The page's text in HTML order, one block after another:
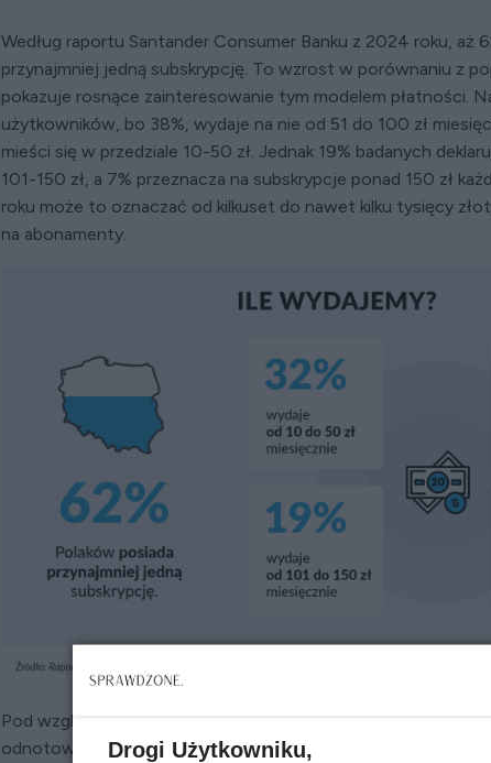
Według raportu Santander Consumer Banku z 2024 roku, aż
przynajmniej jedną subskrypcję. To wzrost w porównaniu z
pokazuje rosnące zainteresowanie tym modelem płatności.
użytkowników, bo 38%, wydaje na nie od 51 do 100 zł
mieści się w przedziale 10-50 zł. Jednak 19% badanych
101-150 zł, a 7% przeznacza na subskrypcje ponad 150 zł
roku może to oznaczać od kilkuset do nawet kilku tysięcy
na abonamenty.
Pod względem demograficznym największe zainteresowanie
odnotowuje się wśród osób młodszych, szczególnie w
Drogi Użytkowniku,